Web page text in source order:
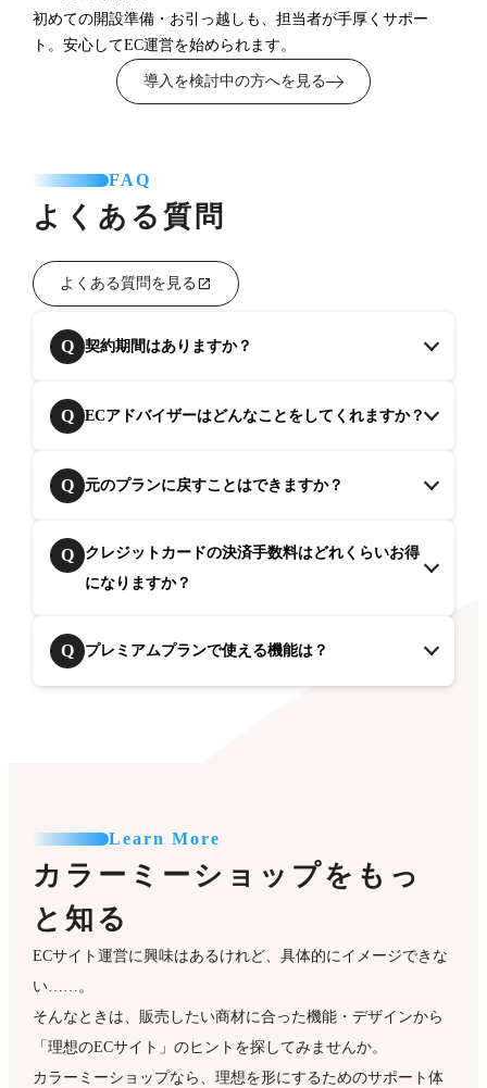
初めての開設準備・お引っ越しも、担当者が手厚くサポー
ト。安心してEC運営を始められます。
導入を検討中の方へを見る
FAQ
よくある質問
よくある質問を見る
Q 契約期間はありますか？
Q ECアドバイザーはどんなことをしてくれますか？
Q 元のプランに戻すことはできますか？
Q
クレジットカードの決済手数料はどれくらいお得
になりますか？
Q プレミアムプランで使える機能は？
Learn More
カラーミーショップをもっ
と知る
ECサイト運営に興味はあるけれど、具体的にイメージできな
い……。
そんなときは、販売したい商材に合った機能・デザインから
「理想のECサイト」のヒントを探してみませんか。
カラーミーショップなら、理想を形にするためのサポート体